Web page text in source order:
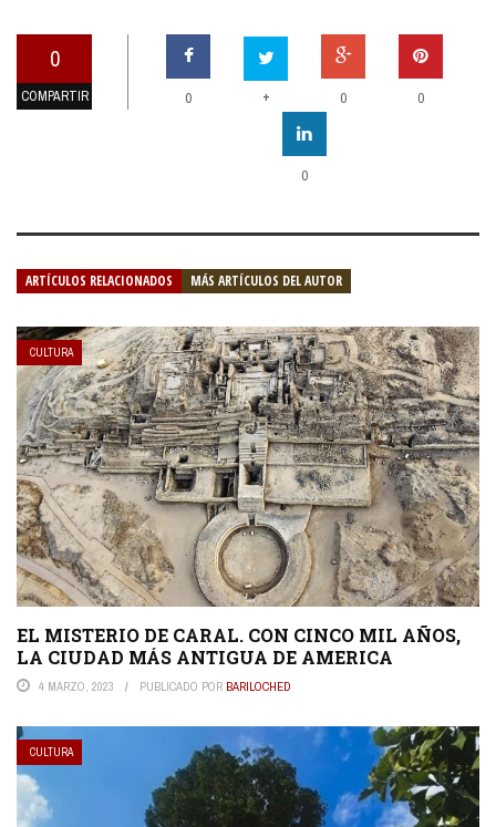
0
COMPARTIR 0 + 0 0
0
ARTÍCULOS RELACIONADOS MÁS ARTÍCULOS DEL AUTOR
CULTURA
EL MISTERIO DE CARAL. CON CINCO MIL AÑOS,
LA CIUDAD MÁS ANTIGUA DE AMERICA
4 MARZO, 2023 PUBLICADO POR BARILOCHED
CULTURA